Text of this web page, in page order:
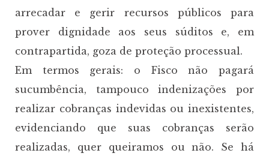
arrecadar e gerir recursos públicos para
prover dignidade aos seus súditos e, em
contrapartida, goza de proteção processual.
Em termos gerais: o Fisco não pagará
sucumbência, tampouco indenizações por
realizar cobranças indevidas ou inexistentes,
evidenciando que suas cobranças serão
realizadas, quer queiramos ou não. Se há